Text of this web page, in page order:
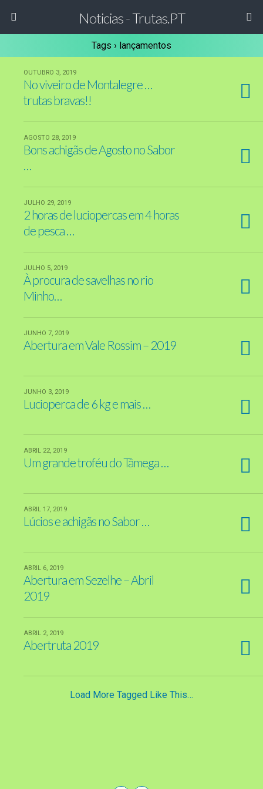
Noticias - Trutas.PT
Tags › lançamentos
OUTUBRO 3, 2019
No viveiro de Montalegre …
trutas bravas!!
AGOSTO 28, 2019
Bons achigãs de Agosto no Sabor
…
JULHO 29, 2019
2 horas de luciopercas em 4 horas
de pesca …
JULHO 5, 2019
À procura de savelhas no rio
Minho…
JUNHO 7, 2019
Abertura em Vale Rossim – 2019
JUNHO 3, 2019
Lucioperca de 6 kg e mais …
ABRIL 22, 2019
Um grande troféu do Tâmega …
ABRIL 17, 2019
Lúcios e achigãs no Sabor …
ABRIL 6, 2019
Abertura em Sezelhe – Abril
2019
ABRIL 2, 2019
Abertruta 2019
Load More Tagged Like This…